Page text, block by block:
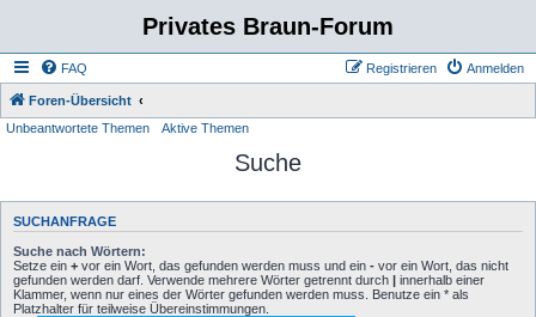
Privates Braun-Forum
FAQ Anmelden
Registrieren
Foren-Übersicht
Unbeantwortete Themen
Aktive Themen
Suche
SUCHANFRAGE
Suche nach Wörtern:
Setze ein + vor ein Wort, das gefunden werden muss und ein - vor ein Wort, das nicht
gefunden werden darf. Verwende mehrere Wörter getrennt durch | innerhalb einer
Klammer, wenn nur eines der Wörter gefunden werden muss. Benutze ein * als
Platzhalter für teilweise Übereinstimmungen.